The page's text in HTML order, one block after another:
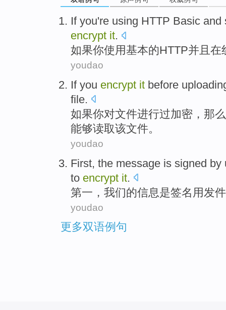
If you're using HTTP Basic and
encrypt it.
如果你使用 基本的HTTP并且 在
youdao
If you encrypt it before
file.
如果你对文件进行过加密 ，那
能够读取该文件。
youdao
First, the message is signed by
to encrypt it.
第一 ， 我们的信息是签名 用 发
youdao
更多双语例句